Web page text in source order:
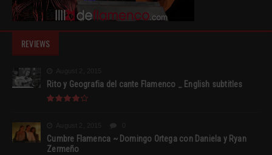
REVIEWS
Rito y Geografia del cante Flamenco _ English subtitles
Cumbre Flamenca ~ Domingo Ortega con Daniela y Ryan
Zermeño